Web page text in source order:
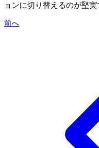
ョンに切り替えるのが堅実
前へ